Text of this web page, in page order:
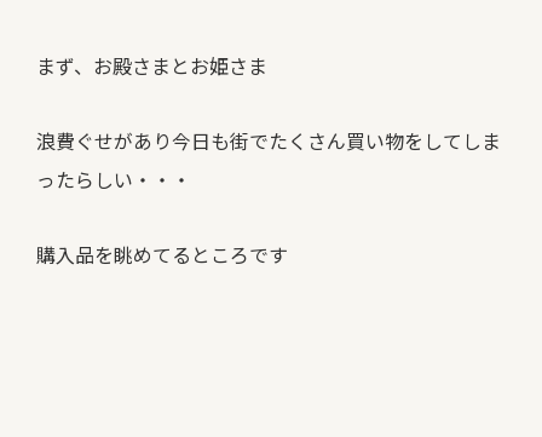
まず、お殿さまとお姫さま
浪費ぐせがあり今日も街でたくさん買い物をしてしま
ったらしい・・・
購入品を眺めてるところです